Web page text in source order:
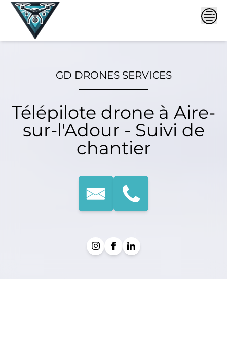
Skip
GD DRONES SERVICES
Télépilote drone à Aire-
sur-l'Adour - Suivi de
chantier